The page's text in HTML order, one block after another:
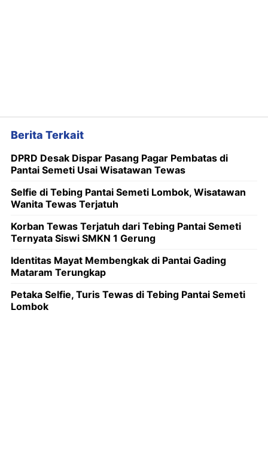
Berita Terkait
DPRD Desak Dispar Pasang Pagar Pembatas di
Pantai Semeti Usai Wisatawan Tewas
Selfie di Tebing Pantai Semeti Lombok, Wisatawan
Wanita Tewas Terjatuh
Korban Tewas Terjatuh dari Tebing Pantai Semeti
Ternyata Siswi SMKN 1 Gerung
Identitas Mayat Membengkak di Pantai Gading
Mataram Terungkap
Petaka Selfie, Turis Tewas di Tebing Pantai Semeti
Lombok